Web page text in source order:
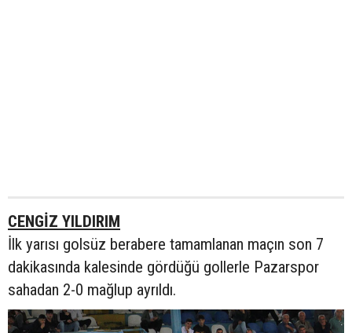
CENGİZ YILDIRIM
İlk yarısı golsüz berabere tamamlanan maçın son 7
dakikasında kalesinde gördüğü gollerle Pazarspor
sahadan 2-0 mağlup ayrıldı.